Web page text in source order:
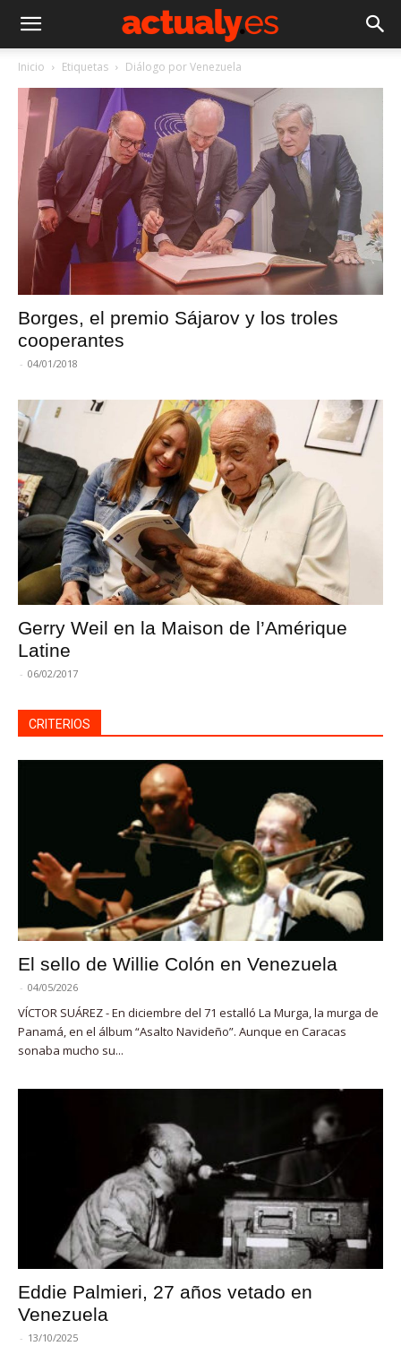
Inicio Etiquetas Diálogo por Venezuela
Borges, el premio Sájarov y los troles
cooperantes
- 04/01/2018
Gerry Weil en la Maison de l’Amérique
Latine
- 06/02/2017
CRITERIOS
El sello de Willie Colón en Venezuela
- 04/05/2026
VÍCTOR SUÁREZ - En diciembre del 71 estalló La Murga, la murga de
Panamá, en el álbum “Asalto Navideño”. Aunque en Caracas
sonaba mucho su...
Eddie Palmieri, 27 años vetado en
Venezuela
- 13/10/2025